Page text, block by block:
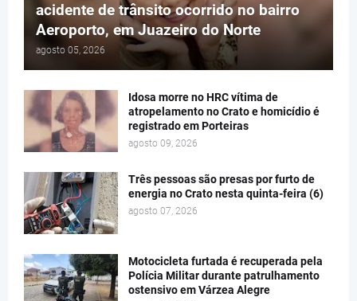
acidente de trânsito ocorrido no bairro
Aeroporto, em Juazeiro do Norte
agosto 05, 2026
Idosa morre no HRC vítima de
atropelamento no Crato e homicídio é
registrado em Porteiras
agosto 09, 2026
Três pessoas são presas por furto de
energia no Crato nesta quinta-feira (6)
agosto 07, 2026
Motocicleta furtada é recuperada pela
Polícia Militar durante patrulhamento
ostensivo em Várzea Alegre